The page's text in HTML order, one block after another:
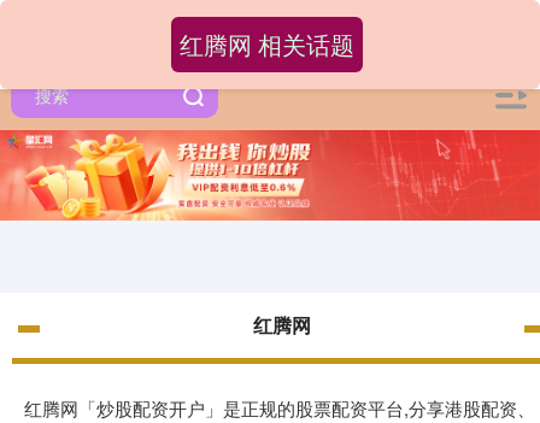
红腾网
红腾网「炒股配资开户」是正规的股票配资平台,分享港股配资、
红腾网 相关话题